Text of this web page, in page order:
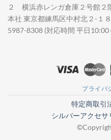
２ 横浜赤レンガ倉庫２号館２
本社 東京都練馬区中村北２-１
5987-8308 (対応時間 平日10:00
プライバ
特定商取引
シルバーアクセサ